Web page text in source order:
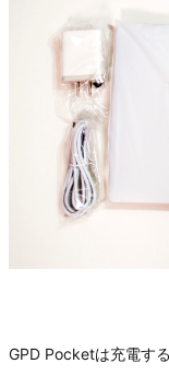
GPD Pocketは充電す